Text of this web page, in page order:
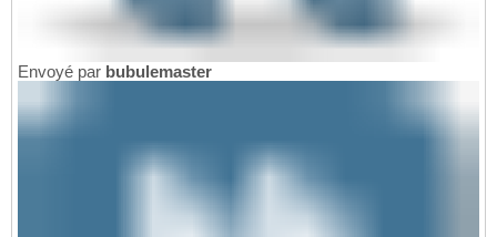
Envoyé par bubulemaster